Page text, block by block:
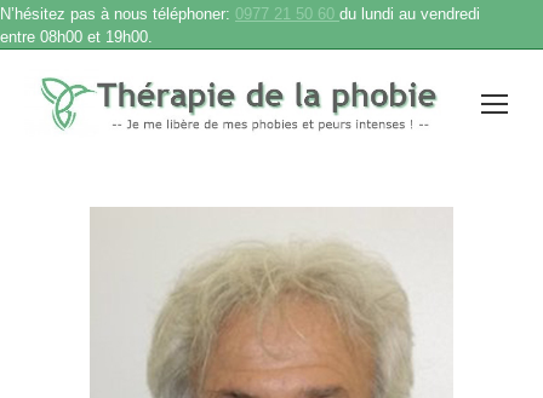
N’hésitez pas à nous téléphoner: 0977 21 50 60 du lundi au vendredi
entre 08h00 et 19h00.